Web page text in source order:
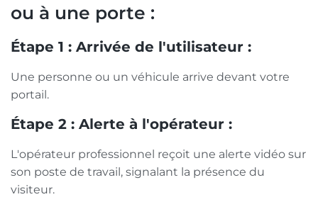
ou à une porte :
Étape 1 : Arrivée de l'utilisateur :
Une personne ou un véhicule arrive devant votre
portail.
Étape 2 : Alerte à l'opérateur :
L'opérateur professionnel reçoit une alerte vidéo sur
son poste de travail, signalant la présence du
visiteur.